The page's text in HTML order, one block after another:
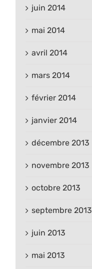
juin 2014
mai 2014
avril 2014
mars 2014
février 2014
janvier 2014
décembre 2013
novembre 2013
octobre 2013
septembre 2013
juin 2013
mai 2013